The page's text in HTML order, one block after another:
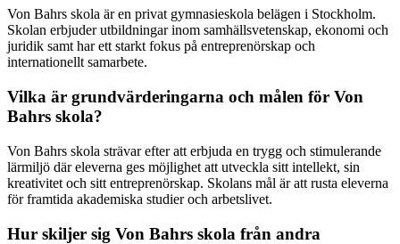
Von Bahrs skola är en privat gymnasieskola belägen i Stockholm.
Skolan erbjuder utbildningar inom samhällsvetenskap, ekonomi och
juridik samt har ett starkt fokus på entreprenörskap och
internationellt samarbete.
Vilka är grundvärderingarna och målen för Von
Bahrs skola?
Von Bahrs skola strävar efter att erbjuda en trygg och stimulerande
lärmiljö där eleverna ges möjlighet att utveckla sitt intellekt, sin
kreativitet och sitt entreprenörskap. Skolans mål är att rusta eleverna
för framtida akademiska studier och arbetslivet.
Hur skiljer sig Von Bahrs skola från andra